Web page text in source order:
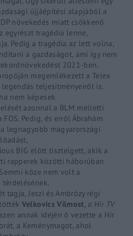
újjáépítési alapjából a
növekedés miatt csökkenő
egyrészt tragédia lenne,
Pedig a tragédia az lett volna,
a gazdaságot, ami így nem
2021-ben.
megemlékezett a Telex
teljesítményeiről is.
nem képesek
azonnal a BLM melletti
Pedig, és erről Ábrahám
legnagyobb magyarországi
BIG előtt tisztelgett, akik a
rapperek közötti háborúban
köze nem volt a
térdelésének.
tagja, Jeszi és Ambrózyrégi
Velkovics Vilmost a Hír TV
annak idején ő vezette a Hír
a Keménymagot , ahol